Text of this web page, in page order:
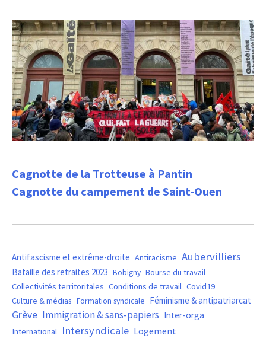
Cagnotte de la Trotteuse à Pantin
Cagnotte du campement de Saint-Ouen
Antifascisme et extrême-droite Antiracisme Aubervilliers
Bataille des retraites 2023 Bobigny Bourse du travail
Collectivités territoritales Conditions de travail Covid19
Culture & médias Formation syndicale Féminisme & antipatriarcat
Grève Immigration & sans-papiers Inter-orga
International Intersyndicale Logement